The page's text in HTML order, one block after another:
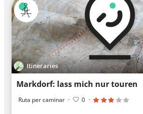
Itineraries
Markdorf: lass mich nur touren
Ruta per caminar · 0 ·